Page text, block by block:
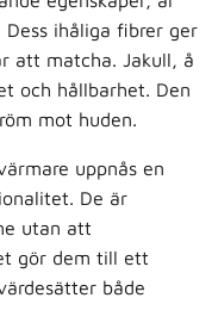
ihåliga fibrer ger
att matcha. Jakull, å
och hållbarhet. Den
mot huden.
uppnås en
De är
utan att
gör dem till ett
både